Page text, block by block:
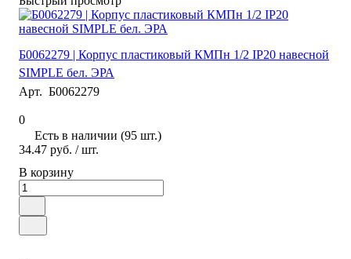
Б0062279 | Корпус пластиковый КМПн 1/2 IP20 навесной
SIMPLE бел. ЭРА
Арт. Б0062279
0
Есть в наличии (95 шт.)
34.47 руб. / шт.
В корзину